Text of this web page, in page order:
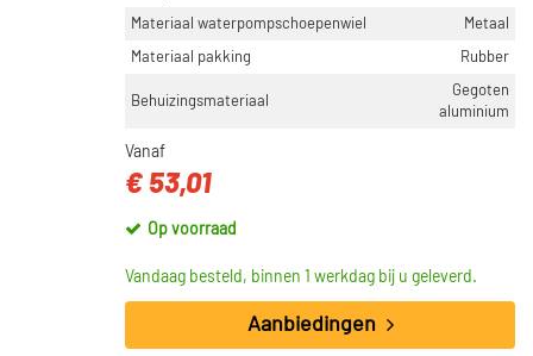
Materiaal waterpompschoepenwiel
Metaal
Materiaal pakking
Rubber
Behuizingsmateriaal
Gegoten
aluminium
Vanaf
€ 53,01
Op voorraad
Vandaag besteld, binnen 1 werkdag bij u geleverd.
Aanbiedingen